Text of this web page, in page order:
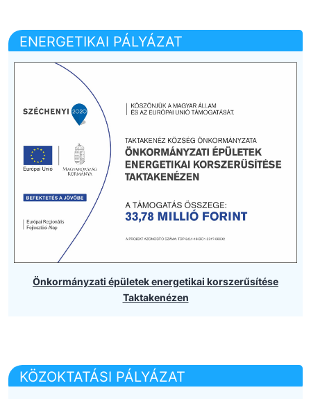
ENERGETIKAI PÁLYÁZAT
Önkormányzati épületek energetikai korszerűsítése
Taktakenézen
KÖZOKTATÁSI PÁLYÁZAT